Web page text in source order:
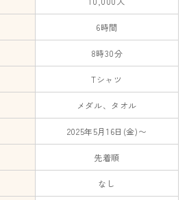
6時間
8時30分
Tシャツ
メダル、タオル
2025年5月16日(金)〜
先着順
なし